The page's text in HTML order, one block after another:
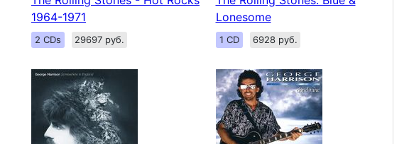
1964-1971
2 CDs 29697 руб.
Lonesome
1 CD 6928 руб.